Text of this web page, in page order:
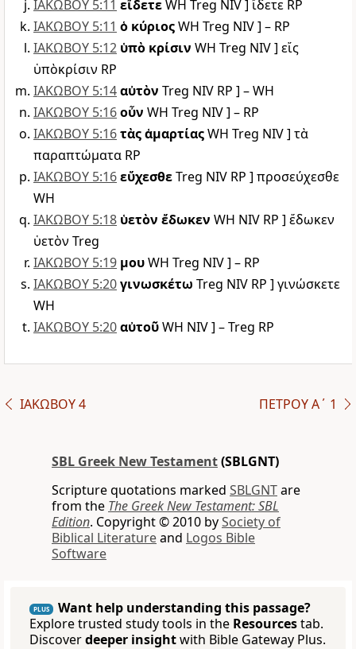
ΙΑΚΩΒΟΥ 5:11 εἴδετεWH Treg NIV ] ἴδετε RP
ΙΑΚΩΒΟΥ 5:11 ὁ κύριοςWH Treg NIV ] – RP
ΙΑΚΩΒΟΥ 5:12 ὑπὸ κρίσιν WH Treg NIV ] εἴς
ὑπὸκρίσιν RP
ΙΑΚΩΒΟΥ 5:14αὐτὸν Treg NIV RP ] – WH
ΙΑΚΩΒΟΥ 5:16οὖν WH Treg NIV ] – RP
ΙΑΚΩΒΟΥ 5:16τὰς ἁμαρτίαςWH Treg NIV ] τὰ
παραπτώματα RP
ΙΑΚΩΒΟΥ 5:16εὔχεσθεTreg NIV RP ] προσεύχεσθε
WH
ΙΑΚΩΒΟΥ 5:18 ὑετὸν ἔδωκεν WH NIV RP ] ἔδωκεν
ὑετὸν Treg
ΙΑΚΩΒΟΥ 5:19 μουWH Treg NIV ] – RP
ΙΑΚΩΒΟΥ 5:20γινωσκέτω Treg NIV RP ] γινώσκετε
WH
ΙΑΚΩΒΟΥ 5:20αὐτοῦWH NIV ] – Treg RP
ΙΑΚΩΒΟΥ 4 ΠΕΤΡΟΥ Α΄ 1
SBL Greek New Testament(SBLGNT)
Scripture quotations marked SBLGNTare
from the The Greek New Testament: SBL
Edition. Copyright © 2010 bySociety of
Biblical Literatureand Logos Bible
Software
PLUS
Want help understanding this passage?
Explore trusted study tools in the Resourcestab.
Discoverdeeper insightwith Bible Gateway Plus.